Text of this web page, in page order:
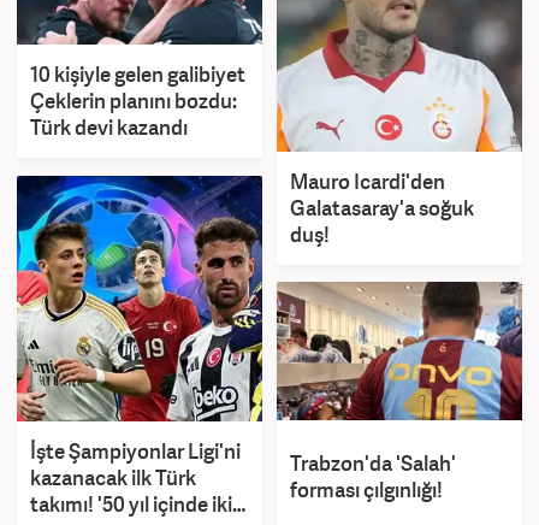
10 kişiyle gelen galibiyet
Çeklerin planını bozdu:
Türk devi kazandı
Mauro Icardi'den
Galatasaray'a soğuk
duş!
İşte Şampiyonlar Ligi'ni
kazanacak ilk Türk
takımı! '50 yıl içinde iki
Trabzon'da 'Salah'
forması çılgınlığı!